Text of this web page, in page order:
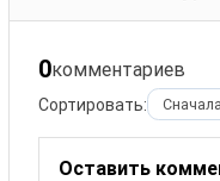
0комментариев
Сортировать:
Оставить